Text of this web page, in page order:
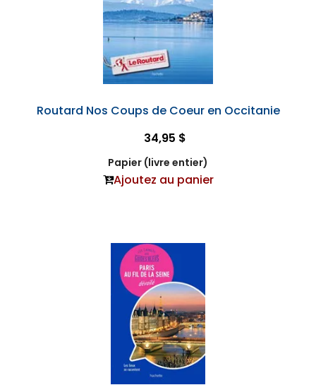
Routard Nos Coups de Coeur en Occitanie
34,95 $
Papier (livre entier)
Ajoutez au panier